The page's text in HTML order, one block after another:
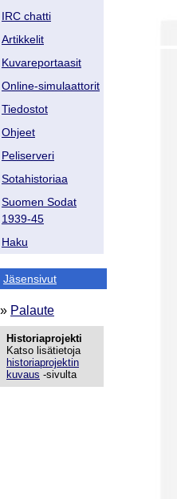
IRC chatti
Artikkelit
Kuvareportaasit
Online-simulaattorit
Tiedostot
Ohjeet
Peliserveri
Sotahistoriaa
Suomen Sodat
1939-45
Haku
Jäsensivut
» Palaute
Historiaprojekti
Katso lisätietoja
historiaprojektin
kuvaus -sivulta